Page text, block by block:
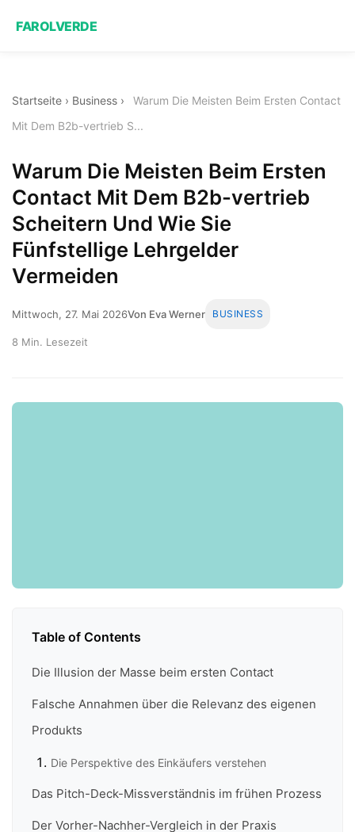
FAROLVERDE
Startseite › Business ›
Warum Die Meisten Beim Ersten Contact
Mit Dem B2b-vertrieb S...
Warum Die Meisten Beim Ersten
Contact Mit Dem B2b-vertrieb
Scheitern Und Wie Sie
Fünfstellige Lehrgelder
Vermeiden
Mittwoch, 27. Mai 2026Von Eva Werner BUSINESS
8 Min. Lesezeit
Table of Contents
Die Illusion der Masse beim ersten Contact
Falsche Annahmen über die Relevanz des eigenen
Produkts
Die Perspektive des Einkäufers verstehen
Das Pitch-Deck-Missverständnis im frühen Prozess
Der Vorher-Nachher-Vergleich in der Praxis